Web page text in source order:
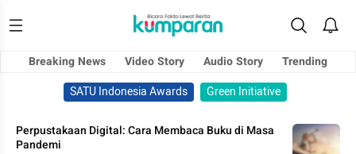
Breaking News Video Story Audio Story
Trending
SATU Indonesia Awards
Green Initiative
Perpustakaan Digital: Cara Membaca Buku di Masa
Pandemi